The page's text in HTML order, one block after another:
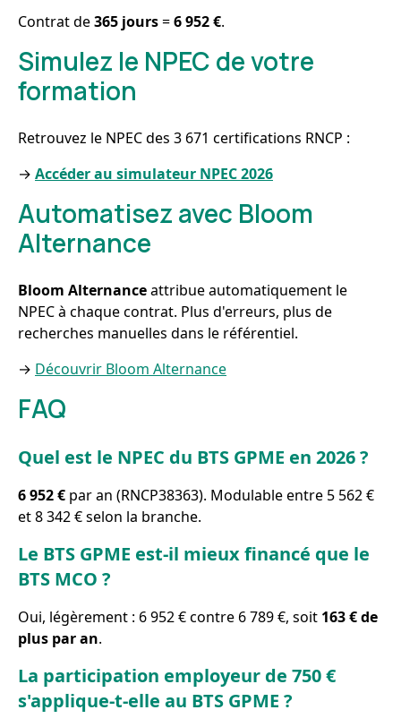
Contrat de365 jours=6 952 €.
Simulez le NPEC de votre
formation
Retrouvez le NPEC des 3 671 certifications RNCP :
→ Accéder au simulateur NPEC 2026
Automatisez avec Bloom
Alternance
Bloom Alternanceattribue automatiquement le
NPEC à chaque contrat. Plus d'erreurs, plus de
recherches manuelles dans le référentiel.
→ Découvrir Bloom Alternance
FAQ
Quel est le NPEC du BTS GPME en 2026 ?
6 952 € par an (RNCP38363). Modulable entre 5 562 €
et 8 342 € selon la branche.
Le BTS GPME est-il mieux financé que le
BTS MCO ?
Oui, légèrement : 6 952 € contre 6 789 €, soit 163 € de
plus par an.
La participation employeur de 750 €
s'applique-t-elle au BTS GPME ?